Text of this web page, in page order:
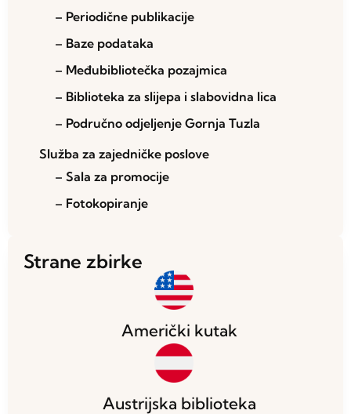
– Periodične publikacije
– Baze podataka
– Međubibliotečka pozajmica
– Biblioteka za slijepa i slabovidna lica
– Područno odjeljenje Gornja Tuzla
Služba za zajedničke poslove
– Sala za promocije
– Fotokopiranje
Strane zbirke
Američki kutak
Austrijska biblioteka